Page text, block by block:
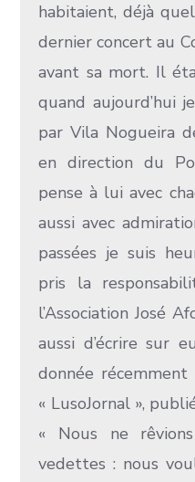
habitaient, déjà
dernier concert au
avant sa mort. Il
quand aujourd’hui
par Vila Nogueira
en direction du
pense à lui avec
aussi avec
passées je suis
pris la
l’Association José
aussi d’écrire sur
donnée récemment
« LusoJornal »,
« Nous ne
vedettes : nous